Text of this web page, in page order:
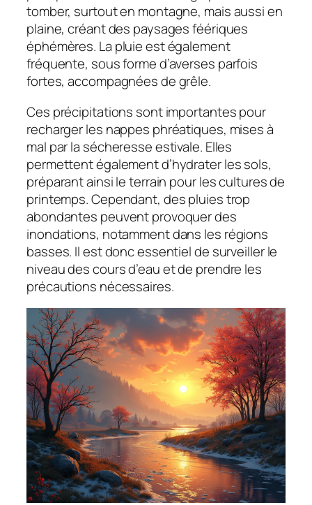
tomber, surtout en montagne, mais aussi en
plaine, créant des paysages féériques
éphémères. La pluie est également
fréquente, sous forme d’averses parfois
fortes, accompagnées de grêle.
Ces précipitations sont importantes pour
recharger les nappes phréatiques, mises à
mal par la sécheresse estivale. Elles
permettent également d’hydrater les sols,
préparant ainsi le terrain pour les cultures de
printemps. Cependant, des pluies trop
abondantes peuvent provoquer des
inondations, notamment dans les régions
basses. Il est donc essentiel de surveiller le
niveau des cours d’eau et de prendre les
précautions nécessaires.